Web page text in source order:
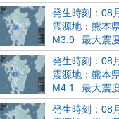
発生時刻：08
震源地：熊本
M3.9
最大震
発生時刻：08
震源地：熊本
M4.1
最大震
発生時刻：08